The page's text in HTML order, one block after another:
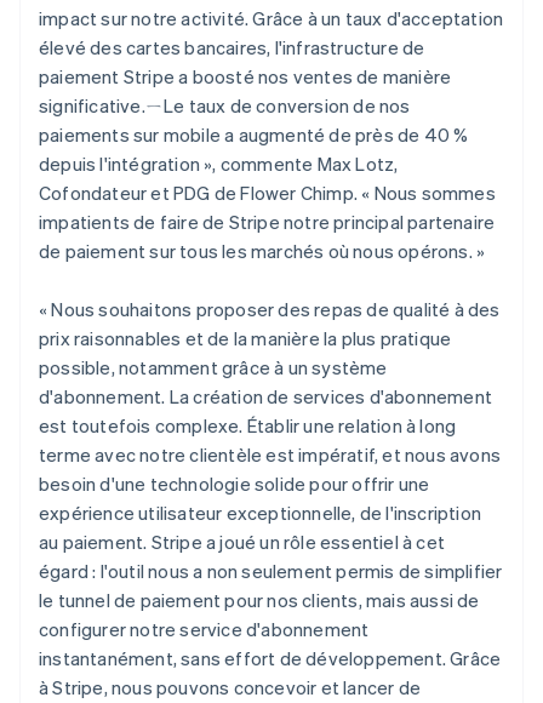
impact sur notre activité. Grâce à un taux d'acceptation
élevé des cartes bancaires, l'infrastructure de
paiement Stripe a boosté nos ventes de manière
significative.ㄧLe taux de conversion de nos
paiements sur mobile a augmenté de près de 40 %
depuis l'intégration », commente Max Lotz,
Cofondateur et PDG de Flower Chimp. « Nous sommes
impatients de faire de Stripe notre principal partenaire
de paiement sur tous les marchés où nous opérons. »
« Nous souhaitons proposer des repas de qualité à des
prix raisonnables et de la manière la plus pratique
possible, notamment grâce à un système
d'abonnement. La création de services d'abonnement
est toutefois complexe. Établir une relation à long
terme avec notre clientèle est impératif, et nous avons
besoin d'une technologie solide pour offrir une
expérience utilisateur exceptionnelle, de l'inscription
au paiement. Stripe a joué un rôle essentiel à cet
égard : l'outil nous a non seulement permis de simplifier
le tunnel de paiement pour nos clients, mais aussi de
configurer notre service d'abonnement
instantanément, sans effort de développement. Grâce
à Stripe, nous pouvons concevoir et lancer de
EnglishItaliano
Danemark
English
Émirats arabes unis
English
Espagne
EspañolEnglish
Estonie
English
États-Unis
EnglishEspañol 简体中文
EnglishSvenska
France
Français English
English
Grèce
English
Hongrie
English
Inde
English
Irlande
English
Italie
ItalianoEnglish
Japon